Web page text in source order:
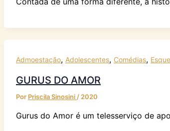
Admoestação, Adolescentes, Comédias,
GURUS DO AMOR
Por Priscila Sinosini / 2020
Gurus do Amor é um telesserviço de